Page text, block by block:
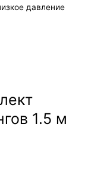
давление
1.5 м